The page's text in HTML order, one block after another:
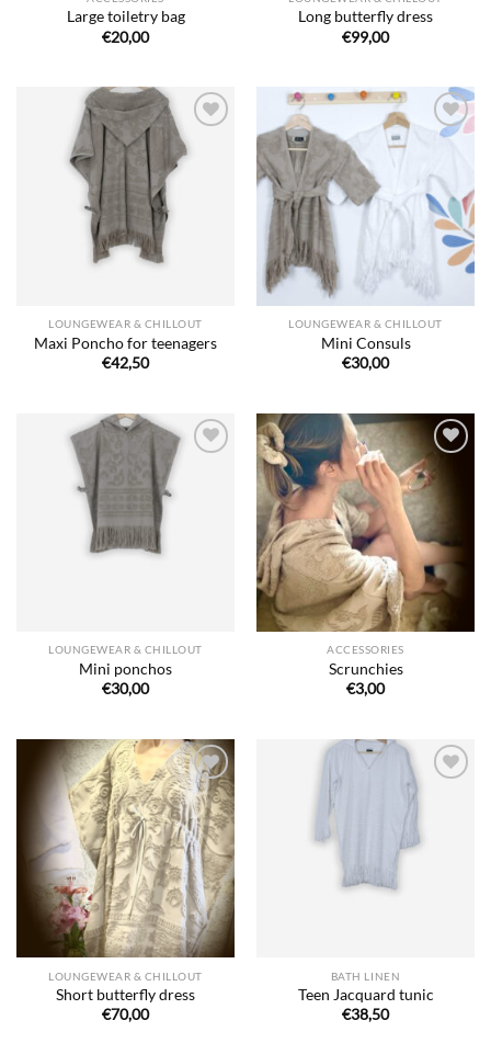
Large toiletry bag
€20,00
Long butterfly dress
€99,00
Ajouter
à la liste
LOUNGEWEAR & CHILLOUT
Maxi Poncho for teenagers
€42,50
Ajouter
de
souhaits
LOUNGEWEAR & CHILLOUT
Mini Consuls
€30,00
LOUNGEWEAR & CHILLOUT
Mini ponchos
€30,00
Ajouter
à la liste
ACCESSORIES
Scrunchies
€3,00
Ajouter
à la liste
de
souhaits
LOUNGEWEAR & CHILLOUT
Short butterfly dress
€70,00
BATH LINEN
Teen Jacquard tunic
€38,50